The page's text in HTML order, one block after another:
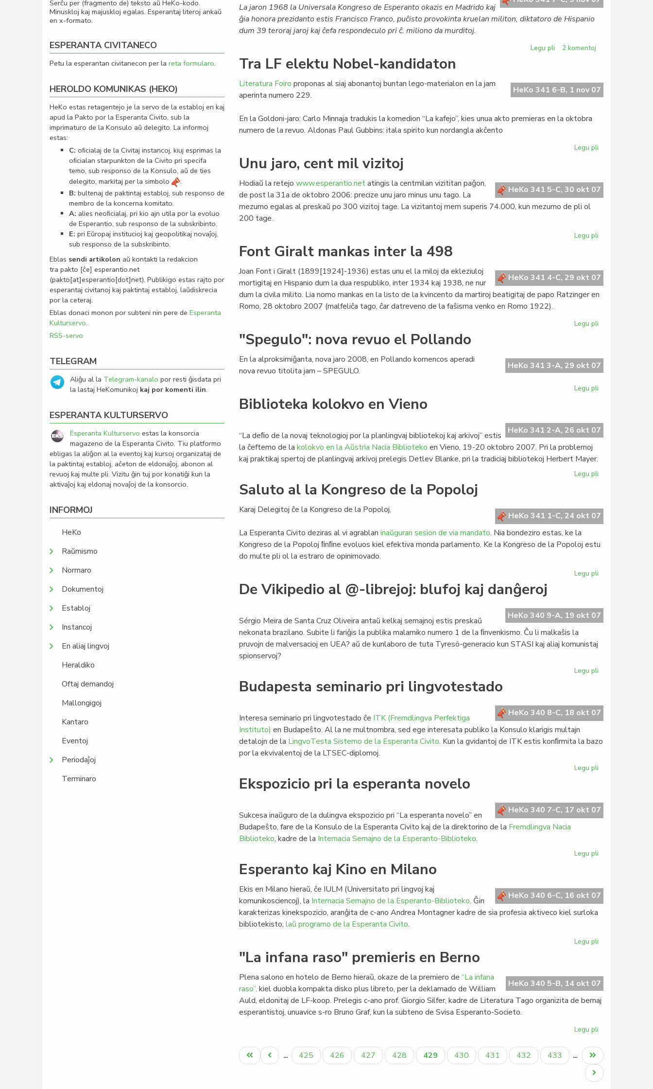
La jaron 1968 la Universala Kongreso de Esperanto okazis en Madrido kaj
ĝia honora prezidanto estis Francisco Franco, puĉisto provokinta kruelan militon, diktatoro de Hispanio
dum 39 teroraj jaroj kaj ĉefa respondeculo pri ĉ. miliono da murditoj.
Legu pli
proteston
pri
2 komentoj
Tra LF elektu Nobel-kandidaton
HeKo 341 6-B, 1 nov 07
Literatura Foiro proponas al siaj abonantoj buntan lego-materialon en la jam
aperinta numero 229.
En la Goldoni-jaro: Carlo Minnaja tradukis la komedion “La kafejo”, kies unua akto premieras en la oktobra
numero de la revuo. Aldonas Paul Gubbins: itala spirito kun nordangla akĉento
Legu pli
Nobel-
kandidaton
Unu jaro, cent mil vizitoj
HeKo 341 5-C, 30 okt 07
Hodiaŭ la retejo www.esperantio.netatingis la centmilan vizititan paĝon,
de post la 31a de oktobro 2006: precize unu jaro minus unu tago. La
mezumo egalas al preskaŭ po 300 vizitoj tage. La vizitantoj mem superis 74.000, kun mezumo de pli ol
200 tage.
Legu pli
mil
vizitoj
Font Giralt mankas inter la 498
HeKo 341 4-C, 29 okt 07
Joan Font i Giralt (1899[1924]-1936) estas unu el la miloj da ekleziuloj
mortigitaj en Hispanio dum la dua respubliko, inter 1934 kaj 1938, ne nur
dum la civila milito. Lia nomo mankas en la listo de la kvincento da martiroj beatigitaj de papo Ratzinger en
Romo, 28 oktobro 2007 (malfeliĉa tago, ĉar datreveno de la faŝisma venko en Romo 1922).
Legu pli
inter
la
"Spegulo": nova revuo el Pollando
HeKo 341 3-A, 29 okt 07
En la alproksimiĝanta, nova jaro 2008, en Pollando komencos aperadi
nova revuo titolita jam – SPEGULO.
Legu pli
el
Pollando
Biblioteka kolokvo en Vieno
HeKo 341 2-A, 26 okt 07
“La deﬁo de la novaj teknologioj por la planlingvaj bibliotekoj kaj arkivoj” estis
la ĉeftemo de la kolokvo en la Aŭstria Nacia Biblioteko en Vieno, 19-20 oktobro 2007. Pri la problemoj
kaj praktikaj spertoj de planlingvaj arkivoj prelegis Detlev Blanke, pri la tradiciaj bibliotekoj Herbert Mayer.
Legu pli
Vieno
Saluto al la Kongreso de la Popoloj
HeKo 341 1-C, 24 okt 07
Karaj Delegitoj ĉe la Kongreso de la Popoloj,
La Esperanta Civito deziras al vi agrablan inaŭguran sesion de via mandato. Nia bondeziro estas, ke la
Kongreso de la Popoloj ﬁnﬁne evoluos kiel efektiva monda parlamento. Ke la Kongreso de la Popoloj estu
do multe pli ol la estraro de opinimovado.
Legu pli
Kongreso
de
De Vikipedio al @-librejoj: blufoj kaj danĝeroj
HeKo 340 9-A, 19 okt 07
Sérgio Meira de Santa Cruz Oliveira antaŭ kelkaj semajnoj estis preskaŭ
nekonata brazilano. Subite li fariĝis la publika malamiko numero 1 de la ﬁnvenkismo. Ĉu li malkaŝis la
pruvojn de malversacioj en UEA? aŭ de kunlaboro de tuta Tyresö-generacio kun STASI kaj aliaj komunistaj
spionservoj?
Legu pli
@-
librejoj:
kaj
Budapesta seminario pri lingvotestado
HeKo 340 8-C, 18 okt 07
Interesa seminario pri lingvotestado ĉe ITK (Fremdlingva Perfektiga
Instituto) en Budapeŝto. Al la ne multnombra, sed ege interesata publiko la Konsulo klarigis multajn
detalojn de la LingvoTesta Sistemo de la Esperanta Civito. Kun la gvidantoj de ITK estis konﬁrmita la bazo
por la ekvivalentoj de la LTSEC-diplomoj.
Legu pli
lingvotestado
Ekspozicio pri la esperanta novelo
HeKo 340 7-C, 17 okt 07
Sukcesa inaŭguro de la dulingva ekspozicio pri “La esperanta novelo” en
Budapeŝto, fare de la Konsulo de la Esperanta Civito kaj de la direktorino de la Fremdlingva Nacia
Biblioteko, kadre de la Internacia Semajno de la Esperanto-Biblioteko.
Legu pli
esperanta
novelo
Esperanto kaj Kino en Milano
HeKo 340 6-C, 16 okt 07
Ekis en Milano hieraŭ, ĉe IULM (Universitato pri lingvoj kaj
komunikosciencoj), la Internacia Semajno de la Esperanto-Biblioteko. Ĝin
karakterizas kinekspozicio, aranĝita de c-ano Andrea Montagner kadre de sia profesia aktiveco kiel surloka
bibliotekisto, laŭ programo de la Esperanta Civito.
Legu pli
en
Milano
"La infana raso" premieris en Berno
HeKo 340 5-B, 14 okt 07
Plena salono en hotelo de Berno hieraŭ, okaze de la premiero de “La infana
raso”, kiel duobla kompakta disko plus libreto, per la deklamado de William
Auld, eldonitaj de LF-koop. Prelegis c-ano prof. Giorgio Silfer, kadre de Literatura Tago organizita de bernaj
esperantistoj, unuavice s-ro Bruno Graf, kun la subteno de Svisa Esperanto-Societo.
Legu pli
infana
raso"
premieris
en
Pagination
Unua
paĝo
Antaŭa
paĝo
… Paĝo
425 Paĝo
426 Paĝo
427 Paĝo
428
Aktuala
paĝo
429 Paĝo
430 Paĝo
431 Paĝo
432 Paĝo
433 …
Last
page
Next
page
Serĉu per (fragmento de) teksto aŭ HeKo-kodo.
Minuskloj kaj majuskloj egalas. Esperantaj literoj ankaŭ
en x-formato.
ESPERANTA CIVITANECO
Petu la esperantan civitanecon per la reta formularo.
HEROLDO KOMUNIKAS (HEKO)
HeKo estas retagentejo je la servo de la establoj en kaj
apud la Pakto por la Esperanta Civito, sub la
imprimaturo de la Konsulo aŭ delegito. La informoj
estas:
C: oﬁcialaj de la Civitaj instancoj, kiuj esprimas la
oﬁcialan starpunkton de la Civito pri specifa
temo, sub responso de la Konsulo, aŭ de ties
delegito, markitaj per la simbolo
.
B: bultenaj de paktintaj establoj, sub responso de
membro de la koncerna komitato.
A: alies neoﬁcialaj, pri kio ajn utila por la evoluo
de Esperantio, sub responso de la subskribinto.
E: pri Eŭropaj institucioj kaj geopolitikaj novaĵoj,
sub responso de la subskribinto.
Eblas sendi artikolon aŭ kontakti la redakcion
tra pakto [ĉe] esperantio.net
(pakto[at]esperantio[dot]net). Publikigo estas rajto por
esperantaj civitanoj kaj paktintaj establoj, laŭdiskrecia
por la ceteraj.
Eblas donaci monon por subteni nin pere de Esperanta
Kulturservo.
RSS-servo
TELEGRAM
Aliĝu al la Telegram-kanalo por resti ĝisdata pri
la lastaj HeKomunikoj kaj por komenti ilin.
ESPERANTA KULTURSERVO
Esperanta Kulturservo estas la konsorcia
magazeno de la Esperanta Civito. Tiu platformo
ebligas la aliĝon al la eventoj kaj kursoj organizataj de
la paktintaj establoj, aĉeton de eldonaĵoj, abonon al
revuoj kaj multe pli. Vizitu ĝin tuj por konatiĝi kun la
aktivaĵoj kaj eldonaj novaĵoj de la konsorcio.
INFORMOJ
HeKo
Raŭmismo
Normaro
Dokumentoj
Establoj
Instancoj
En aliaj lingvoj
Heraldiko
Oftaj demandoj
Mallongigoj
Kantaro
Eventoj
Periodaĵoj
Terminaro